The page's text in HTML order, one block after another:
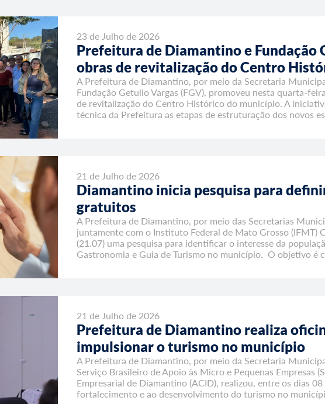
23 de Julho de 2026
Prefeitura de Diamantino e Fundação
obras de revitalização do Centro
A Prefeitura de Diamantino, por meio da Secretaria
Fundação Getulio Vargas (FGV), promoveu nesta quarta-
de revitalização do Centro Histórico do município. A
técnica da Prefeitura as etapas de estruturação dos novos es
21 de Julho de 2026
Diamantino inicia pesquisa para
gratuitos
A Prefeitura de Diamantino, por meio das Secretarias
juntamente com o Instituto Federal de Mato Grosso (IFMT)
(21.07) uma pesquisa para identificar o interesse da
Gastronomia e Guia de Turismo no município. O objetivo é
21 de Julho de 2026
Prefeitura de Diamantino realiza
impulsionar o turismo no município
A Prefeitura de Diamantino, por meio da Secretaria
Serviço Brasileiro de Apoio às Micro e Pequenas Empresas
Empresarial de Diamantino (ACID), realizou, entre os dias
fortalecimento e ao desenvolvimento do turismo no